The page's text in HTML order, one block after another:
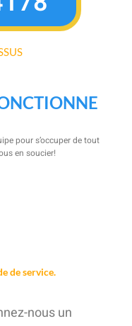
pour s’occuper de tout
en soucier!
de service.
nous un